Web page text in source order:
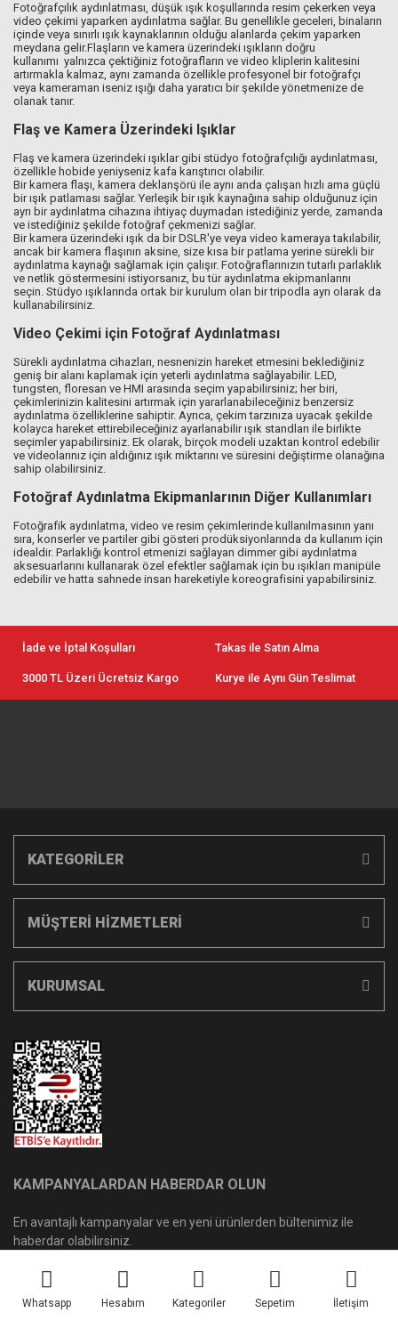
Fotoğrafçılık aydınlatması, düşük ışık koşullarında resim çekerken veya
video çekimi yaparken aydınlatma sağlar. Bu genellikle geceleri, binaların
içinde veya sınırlı ışık kaynaklarının olduğu alanlarda çekim yaparken
meydana gelir.Flaşların ve kamera üzerindeki ışıkların doğru
kullanımı yalnızca çektiğiniz fotoğrafların ve video kliplerin kalitesini
artırmakla kalmaz, aynı zamanda özellikle profesyonel bir fotoğrafçı
veya kameraman iseniz ışığı daha yaratıcı bir şekilde yönetmenize de
olanak tanır.
Flaş ve Kamera Üzerindeki Işıklar
Flaş ve kamera üzerindeki ışıklar gibi stüdyo fotoğrafçılığı aydınlatması,
özellikle hobide yeniyseniz kafa karıştırıcı olabilir.
Bir kamera flaşı, kamera deklanşörü ile aynı anda çalışan hızlı ama güçlü
bir ışık patlaması sağlar. Yerleşik bir ışık kaynağına sahip olduğunuz için
ayrı bir aydınlatma cihazına ihtiyaç duymadan istediğiniz yerde, zamanda
ve istediğiniz şekilde fotoğraf çekmenizi sağlar.
Bir kamera üzerindeki ışık da bir DSLR'ye veya video kameraya takılabilir,
ancak bir kamera flaşının aksine, size kısa bir patlama yerine sürekli bir
aydınlatma kaynağı sağlamak için çalışır. Fotoğraflarınızın tutarlı parlaklık
ve netlik göstermesini istiyorsanız, bu tür aydınlatma ekipmanlarını
seçin. Stüdyo ışıklarında ortak bir kurulum olan bir tripodla ayrı olarak da
kullanabilirsiniz.
Video Çekimi için Fotoğraf Aydınlatması
Sürekli aydınlatma cihazları, nesnenizin hareket etmesini beklediğiniz
geniş bir alanı kaplamak için yeterli aydınlatma sağlayabilir. LED,
tungsten, floresan ve HMI arasında seçim yapabilirsiniz; her biri,
çekimlerinizin kalitesini artırmak için yararlanabileceğiniz benzersiz
aydınlatma özelliklerine sahiptir. Ayrıca, çekim tarzınıza uyacak şekilde
kolayca hareket ettirebileceğiniz ayarlanabilir ışık standları ile birlikte
seçimler yapabilirsiniz. Ek olarak, birçok modeli uzaktan kontrol edebilir
ve videolarınız için aldığınız ışık miktarını ve süresini değiştirme olanağına
sahip olabilirsiniz.
Fotoğraf Aydınlatma Ekipmanlarının Diğer Kullanımları
Fotoğrafik aydınlatma, video ve resim çekimlerinde kullanılmasının yanı
sıra, konserler ve partiler gibi gösteri prodüksiyonlarında da kullanım için
idealdir. Parlaklığı kontrol etmenizi sağlayan dimmer gibi aydınlatma
aksesuarlarını kullanarak özel efektler sağlamak için bu ışıkları manipüle
edebilir ve hatta sahnede insan hareketiyle koreografisini yapabilirsiniz.
Whatsapp Hesabım Kategoriler Sepetim İletişim
İade ve İptal Koşulları Takas ile Satın Alma
3000 TL Üzeri Ücretsiz Kargo Kurye ile Aynı Gün Teslimat
KATEGORİLER
MÜŞTERİ HİZMETLERİ
KURUMSAL
KAMPANYALARDAN HABERDAR OLUN
En avantajlı kampanyalar ve en yeni ürünlerden bültenimiz ile
haberdar olabilirsiniz.
KAYDET